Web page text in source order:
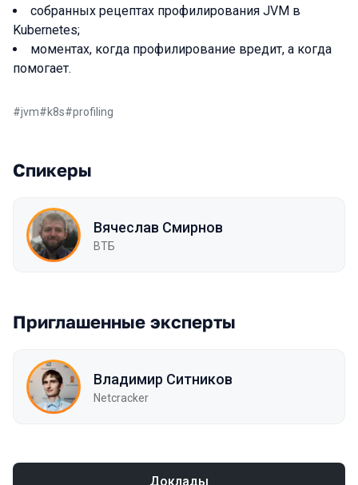
собранных рецептах профилирования JVM в
Kubernetes;
моментах, когда профилирование вредит, а когда
помогает.
#jvm#k8s#profiling
Спикеры
Вячеслав Смирнов
ВТБ
Приглашенные эксперты
Владимир Ситников
Netcracker
Доклады